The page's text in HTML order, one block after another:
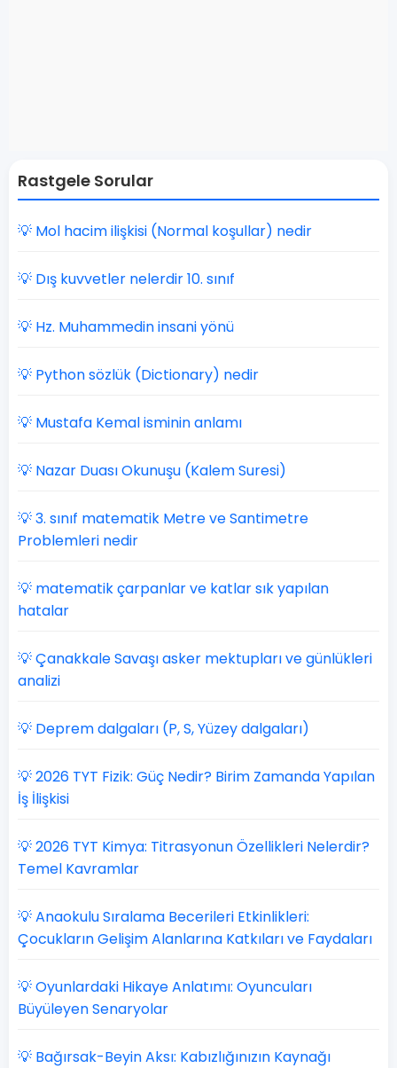
Rastgele Sorular
💡 Mol hacim ilişkisi (Normal koşullar) nedir
💡 Dış kuvvetler nelerdir 10. sınıf
💡 Hz. Muhammedin insani yönü
💡 Python sözlük (Dictionary) nedir
💡 Mustafa Kemal isminin anlamı
💡 Nazar Duası Okunuşu (Kalem Suresi)
💡 3. sınıf matematik Metre ve Santimetre
Problemleri nedir
💡 matematik çarpanlar ve katlar sık yapılan
hatalar
💡 Çanakkale Savaşı asker mektupları ve günlükleri
analizi
💡 Deprem dalgaları (P, S, Yüzey dalgaları)
💡 2026 TYT Fizik: Güç Nedir? Birim Zamanda Yapılan
İş İlişkisi
💡 2026 TYT Kimya: Titrasyonun Özellikleri Nelerdir?
Temel Kavramlar
💡 Anaokulu Sıralama Becerileri Etkinlikleri:
Çocukların Gelişim Alanlarına Katkıları ve Faydaları
💡 Oyunlardaki Hikaye Anlatımı: Oyuncuları
Büyüleyen Senaryolar
💡 Bağırsak-Beyin Aksı: Kabızlığınızın Kaynağı